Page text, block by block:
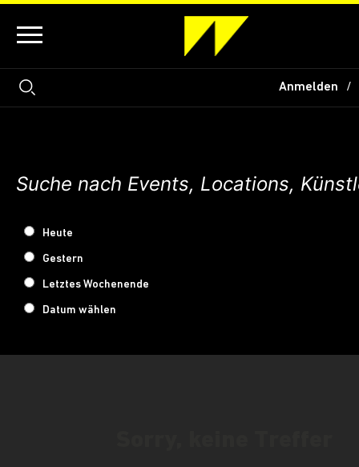
Anmelden
Heute
Gestern
Letztes Wochenende
Datum wählen